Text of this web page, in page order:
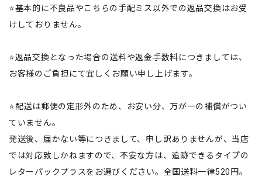
⭐️基本的に不良品やこちらの手配ミス以外での返品交換はお受
けしておりません。
⭐️返品交換となった場合の送料や返金手数料につきましては、
お客様のご負担にて宜しくお願い申し上げます。
⭐️配送は郵便の定形外のため、お安い分、万が一の補償がつい
ていません。
発送後、届かない等につきまして、申し訳ありませんが、当店
では対応致しかねますので、不安な方は、追跡できるタイプの
レターパックプラスをお選びください。全国送料一律520円。